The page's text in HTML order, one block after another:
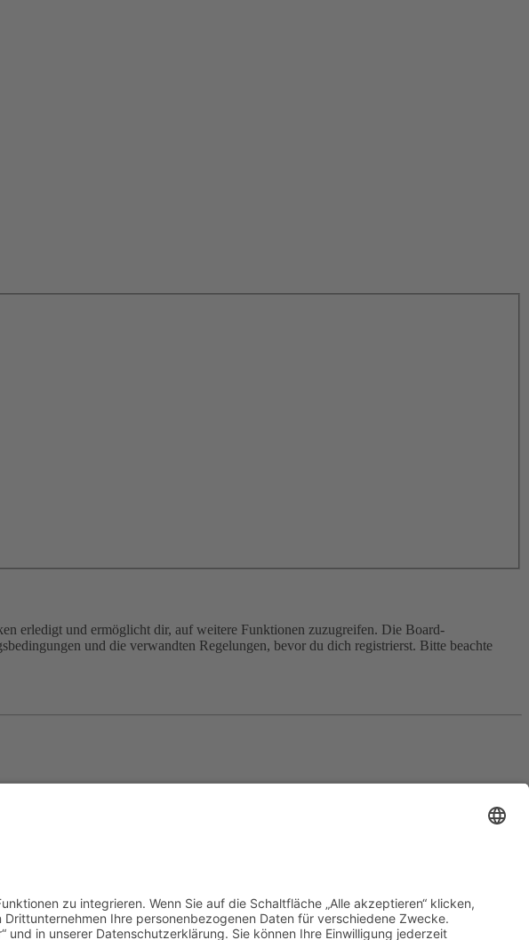
erledigt und ermöglicht dir, auf weitere Funktionen zuzugreifen. Die Board-
und die verwandten Regelungen, bevor du dich registrierst. Bitte beachte